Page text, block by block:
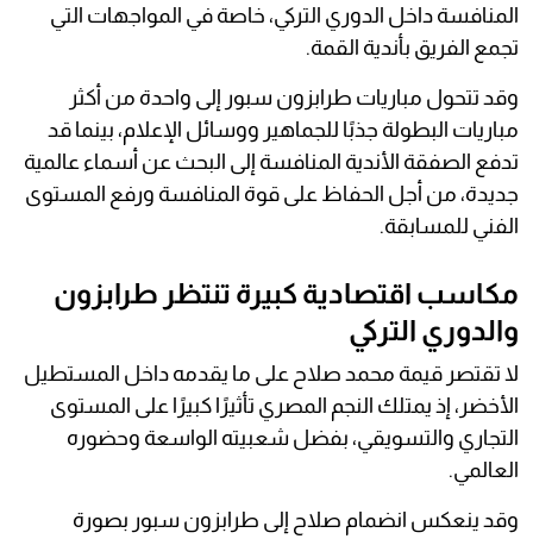
المنافسة داخل الدوري التركي، خاصة في المواجهات التي
تجمع الفريق بأندية القمة.
وقد تتحول مباريات طرابزون سبور إلى واحدة من أكثر
مباريات البطولة جذبًا للجماهير ووسائل الإعلام، بينما قد
تدفع الصفقة الأندية المنافسة إلى البحث عن أسماء عالمية
جديدة، من أجل الحفاظ على قوة المنافسة ورفع المستوى
الفني للمسابقة.
مكاسب اقتصادية كبيرة تنتظر طرابزون
والدوري التركي
لا تقتصر قيمة محمد صلاح على ما يقدمه داخل المستطيل
الأخضر، إذ يمتلك النجم المصري تأثيرًا كبيرًا على المستوى
التجاري والتسويقي، بفضل شعبيته الواسعة وحضوره
العالمي.
وقد ينعكس انضمام صلاح إلى طرابزون سبور بصورة